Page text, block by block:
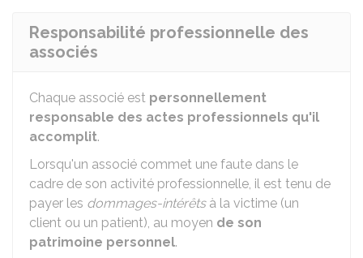
Responsabilité professionnelle des
associés
Chaque associé est personnellement
responsable des actes professionnels qu'il
accomplit.
Lorsqu'un associé commet une faute dans le
cadre de son activité professionnelle, il est tenu de
payer les dommages-intérêtsà la victime (un
client ou un patient), au moyen de son
patrimoine personnel.